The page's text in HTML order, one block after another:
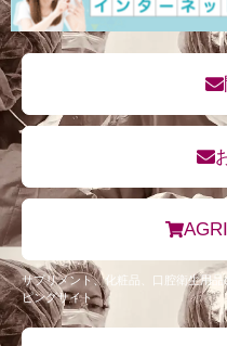
サプリメント、化粧品、口腔衛生用
ピングサイト